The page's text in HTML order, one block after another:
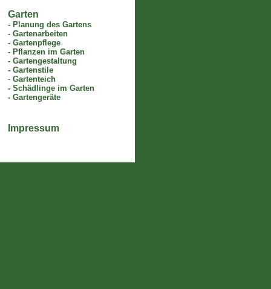
Garten
- Planung des Gartens
-Gartenarbeiten
-Gartenpflege
- Pflanzen im Garten
-Gartengestaltung
-Gartenstile
-Gartenteich
-Schädlinge im Garten
-Gartengeräte
Impressum